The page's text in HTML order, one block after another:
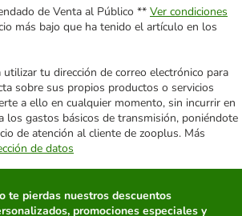
de Venta al Público ** Ver condiciones
más bajo que ha tenido el artículo en los
tu dirección de correo electrónico para
sobre sus propios productos o servicios
a ello en cualquier momento, sin incurrir en
los gastos básicos de transmisión, poniéndote
de atención al cliente de zooplus. Más
de datos
te pierdas nuestros descuentos
promociones especiales y